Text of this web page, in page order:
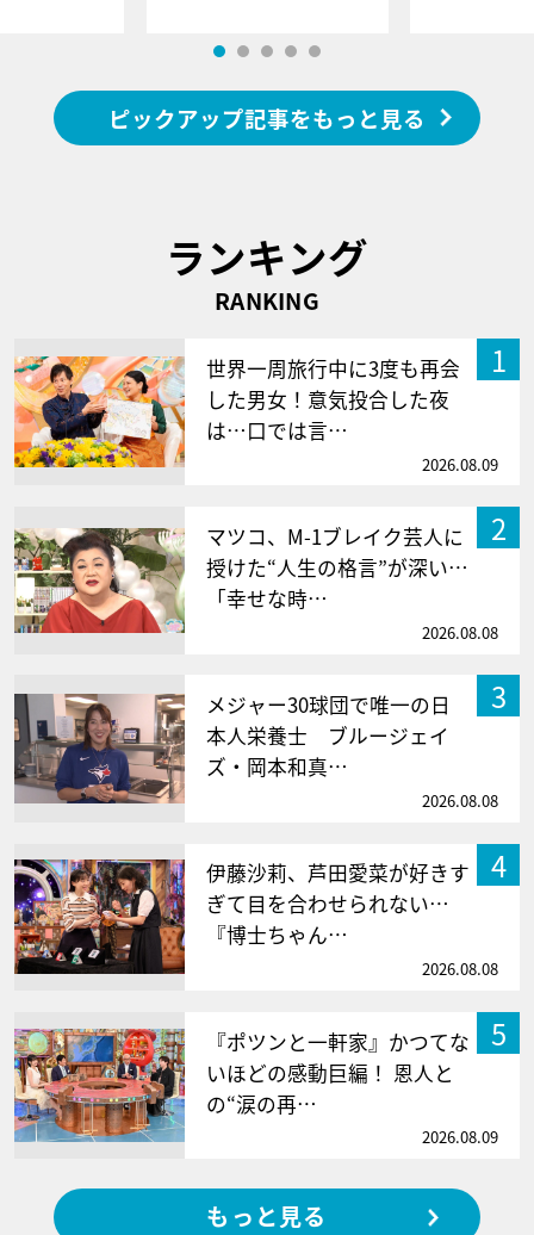
ピックアップ記事をもっと見る
ランキング
RANKING
1
世界一周旅行中に3度も再会
した男女！意気投合した夜
は…口では言…
2026.08.09
2
マツコ、M-1ブレイク芸人に
授けた“人生の格言”が深い…
「幸せな時…
2026.08.08
3
メジャー30球団で唯一の日
本人栄養士 ブルージェイ
ズ・岡本和真…
2026.08.08
4
伊藤沙莉、芦田愛菜が好きす
ぎて目を合わせられない…
『博士ちゃん…
2026.08.08
5
『ポツンと一軒家』かつてな
いほどの感動巨編！ 恩人と
の“涙の再…
2026.08.09
もっと見る